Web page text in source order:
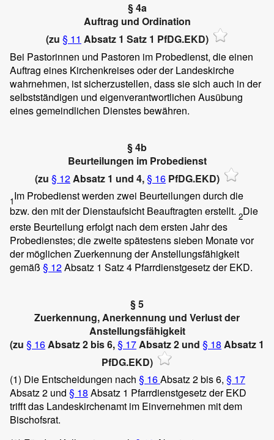
§ 4a
Auftrag und Ordination
(zu § 11 Absatz 1 Satz 1 PfDG.EKD)
Bei Pastorinnen und Pastoren im Probedienst, die einen
Auftrag eines Kirchenkreises oder der Landeskirche
wahrnehmen, ist sicherzustellen, dass sie sich auch in der
selbstständigen und eigenverantwortlichen Ausübung
eines gemeindlichen Dienstes bewähren.
§ 4b
Beurteilungen im Probedienst
(zu § 12Absatz 1 und 4,§ 16 PfDG.EKD)
1Im Probedienst werden zwei Beurteilungen durch die
bzw. den mit der Dienstaufsicht Beauftragten erstellt. 2Die
erste Beurteilung erfolgt nach dem ersten Jahr des
Probedienstes; die zweite spätestens sieben Monate vor
der möglichen Zuerkennung der Anstellungsfähigkeit
gemäß § 12Absatz 1 Satz 4 Pfarrdienstgesetz der EKD.
§ 5
Zuerkennung, Anerkennung und Verlust der
Anstellungsfähigkeit
(zu § 16 Absatz 2 bis 6,§ 17 Absatz 2 und § 18 Absatz 1
PfDG.EKD)
(1) Die Entscheidungen nach § 16Absatz 2 bis 6, § 17
Absatz 2 und § 18 Absatz 1 Pfarrdienstgesetz der EKD
trifft das Landeskirchenamt im Einvernehmen mit dem
Bischofsrat.